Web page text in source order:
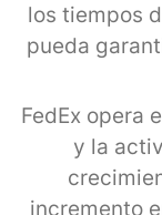
los tiempos
pueda
FedEx opera
y la
incremento